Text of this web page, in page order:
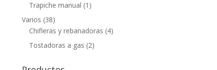
Trapiche manual (1)
Varios (38)
Chifleras y rebanadoras (4)
Tostadoras a gas (2)